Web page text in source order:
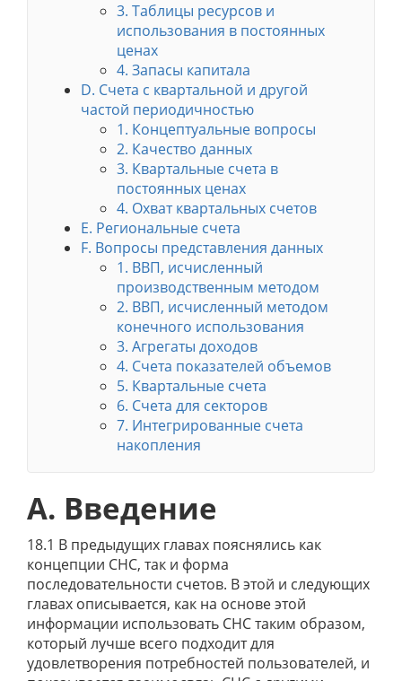
3. Таблицы ресурсов и
использования в постоянных
ценах
4. Запасы капитала
D. Счета с квартальной и другой
частой периодичностью
1. Концептуальные вопросы
2. Качество данных
3. Квартальные счета в
постоянных ценах
4. Охват квартальных счетов
Е. Региональные счета
F. Вопросы представления данных
1. ВВП, исчисленный
производственным методом
2. ВВП, исчисленный методом
конечного использования
3. Агрегаты доходов
4. Счета показателей объемов
5. Квартальные счета
6. Счета для секторов
7. Интегрированные счета
накопления
А. Введение
18.1 В предыдущих главах пояснялись как
концепции СНС, так и форма
последовательности счетов. В этой и следующих
главах описывается, как на основе этой
информации использовать СНС таким образом,
который лучше всего подходит для
удовлетворения потребностей пользователей, и